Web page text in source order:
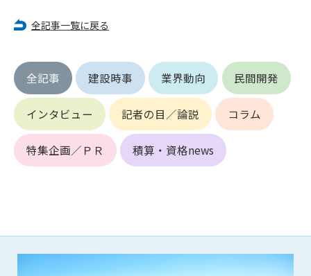
全記事一覧に戻る
全記事 建設時事 業界動向 民間開発
インタビュー 記者の目／論説 コラム
特集企画／ＰＲ 積算・資格news
(8) 犯罪的行為に結びつく行為
(10) 建設資料館から知り得た情報及びダウンロードした情報
を、営利を目的として第三者に転売し、または転売のため
に第三者に提供すること
第7条（登録内容の削除）
管理者は、会員が登録した内容が以下に該当する、またはその
恐れのあるものは、会員の承諾なく削除できるものとします。
(4) その他、管理者が不適当と判断した場合
第8条（サービスの変更・中止等）